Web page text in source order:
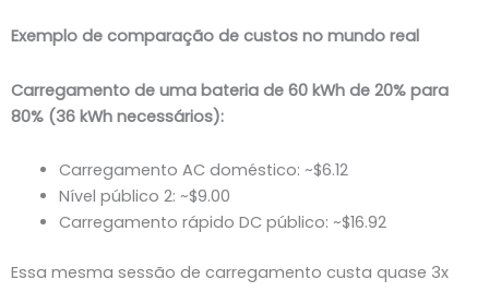
Exemplo de comparação de custos no mundo real
Carregamento de uma bateria de 60 kWh de 20% para
80% (36 kWh necessários):
Carregamento AC doméstico: ~$6.12
Nível público 2: ~$9.00
Carregamento rápido DC público: ~$16.92
Essa mesma sessão de carregamento custa quase 3x